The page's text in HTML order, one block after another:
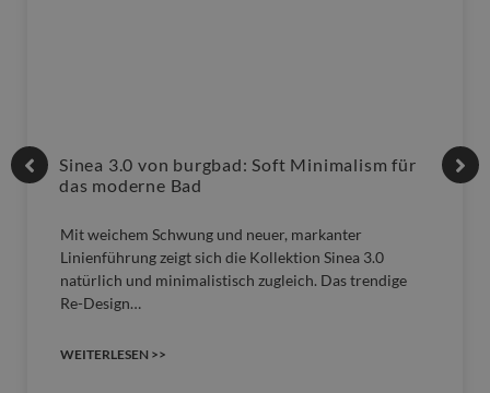
Sinea 3.0 von burgbad: Soft Minimalism für
das moderne Bad
Mit weichem Schwung und neuer, markanter
Linienführung zeigt sich die Kollektion Sinea 3.0
natürlich und minimalistisch zugleich. Das trendige
Re-Design…
WEITERLESEN >>